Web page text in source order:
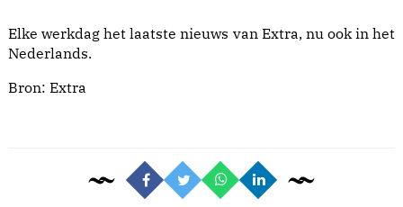
Elke werkdag het laatste nieuws van Extra, nu ook in het
Nederlands.
Bron: Extra